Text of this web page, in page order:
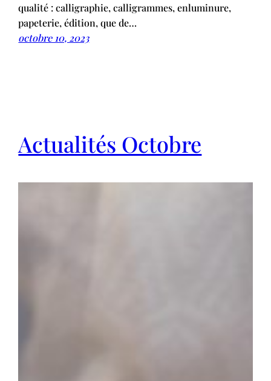
qualité : calligraphie, calligrammes, enluminure,
papeterie, édition, que de…
octobre 10, 2023
Actualités Octobre